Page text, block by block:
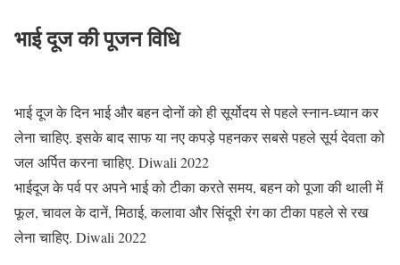
भाई दूज की पूजन विधि
भाई दूज के दिन भाई और बहन दोनों को ही सूर्योदय से पहले स्नान-ध्यान कर
लेना चाहिए. इसके बाद साफ या नए कपड़े पहनकर सबसे पहले सूर्य देवता को
जल अर्पित करना चाहिए. Diwali 2022
भाईदूज के पर्व पर अपने भाई को टीका करते समय, बहन को पूजा की थाली में
फूल, चावल के दानें, मिठाई, कलावा और सिंदूरी रंग का टीका पहले से रख
लेना चाहिए. Diwali 2022